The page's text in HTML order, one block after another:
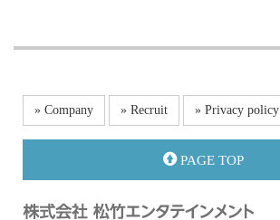
» Company » Recruit » Privacy policy
PAGE TOP